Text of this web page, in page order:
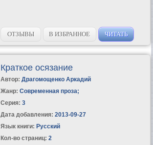
ОТЗЫВЫ В ИЗБРАННОЕ ЧИТАТЬ
Краткое осязание
Автор: Драгомощенко Аркадий
Жанр: Современная проза;
Серия: 3
Дата добавления: 2013-09-27
Язык книги: Русский
Кол-во страниц: 2